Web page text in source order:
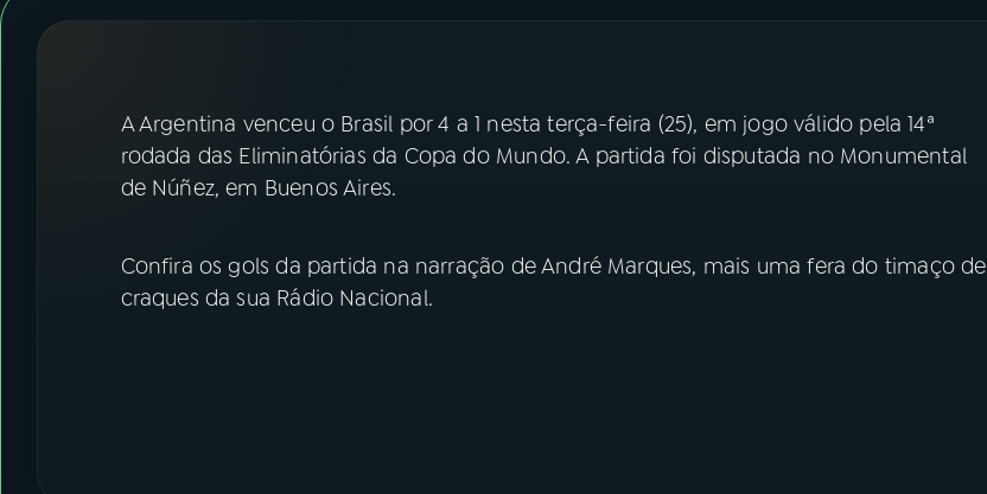
YouTube Facebook
Instagram X
A Argentina venceu o Brasil por 4 a 1 nesta terça-feira (25), em jogo válido pela 14ª
rodada das Eliminatórias da Copa do Mundo. A partida foi disputada no Monumental
de Núñez, em Buenos Aires.
Confira os gols da partida na narração de André Marques, mais uma fera do timaço de
craques da sua Rádio Nacional.